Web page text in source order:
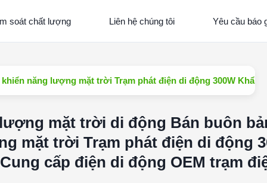
soát chất lượng Liên hệ chúng tôi Yêu cầu báo
năng lượng mặt trời Trạm phát điện di động 300W
mặt trời di động Bán buôn
mặt trời Trạm phát điện di động
cấp điện di động OEM trạm